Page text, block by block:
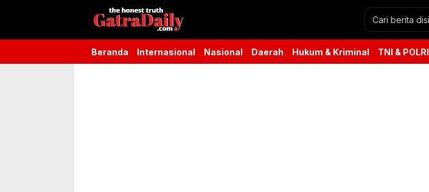
Gatra Daily
the honest truth
Beranda Internasional Nasional Daerah Hukum & Kriminal TNI & POLRI